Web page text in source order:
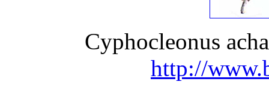
Cyphocleonus
http://